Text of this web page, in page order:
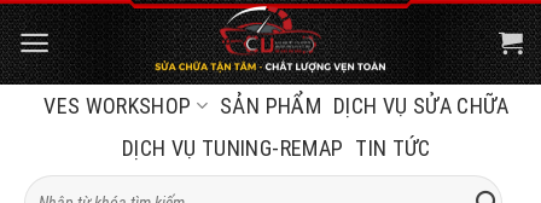
Bỏ
qua
nội
VES WORKSHOP SẢN PHẨM DỊCH VỤ SỬA CHỮA
DỊCH VỤ TUNING-REMAP TIN TỨC
Tìm